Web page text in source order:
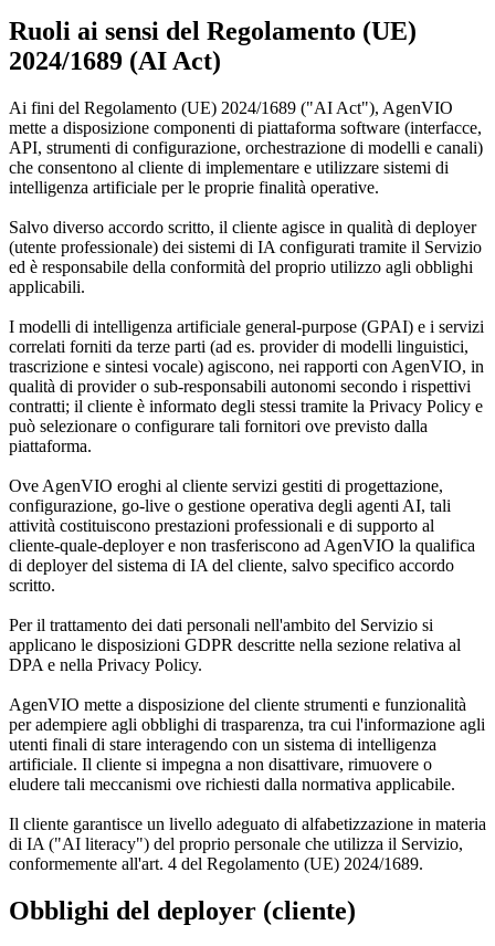
Ruoli ai sensi del Regolamento (UE)
2024/1689 (AI Act)
Ai fini del Regolamento (UE) 2024/1689 ("AI Act"), AgenVIO
mette a disposizione componenti di piattaforma software (interfacce,
API, strumenti di configurazione, orchestrazione di modelli e canali)
che consentono al cliente di implementare e utilizzare sistemi di
intelligenza artificiale per le proprie finalità operative.
Salvo diverso accordo scritto, il cliente agisce in qualità di deployer
(utente professionale) dei sistemi di IA configurati tramite il Servizio
ed è responsabile della conformità del proprio utilizzo agli obblighi
applicabili.
I modelli di intelligenza artificiale general-purpose (GPAI) e i servizi
correlati forniti da terze parti (ad es. provider di modelli linguistici,
trascrizione e sintesi vocale) agiscono, nei rapporti con AgenVIO, in
qualità di provider o sub-responsabili autonomi secondo i rispettivi
contratti; il cliente è informato degli stessi tramite la Privacy Policy e
può selezionare o configurare tali fornitori ove previsto dalla
piattaforma.
Ove AgenVIO eroghi al cliente servizi gestiti di progettazione,
configurazione, go-live o gestione operativa degli agenti AI, tali
attività costituiscono prestazioni professionali e di supporto al
cliente-quale-deployer e non trasferiscono ad AgenVIO la qualifica
di deployer del sistema di IA del cliente, salvo specifico accordo
scritto.
Per il trattamento dei dati personali nell'ambito del Servizio si
applicano le disposizioni GDPR descritte nella sezione relativa al
DPA e nella Privacy Policy.
AgenVIO mette a disposizione del cliente strumenti e funzionalità
per adempiere agli obblighi di trasparenza, tra cui l'informazione agli
utenti finali di stare interagendo con un sistema di intelligenza
artificiale. Il cliente si impegna a non disattivare, rimuovere o
eludere tali meccanismi ove richiesti dalla normativa applicabile.
Il cliente garantisce un livello adeguato di alfabetizzazione in materia
di IA ("AI literacy") del proprio personale che utilizza il Servizio,
conformemente all'art. 4 del Regolamento (UE) 2024/1689.
Obblighi del deployer (cliente)